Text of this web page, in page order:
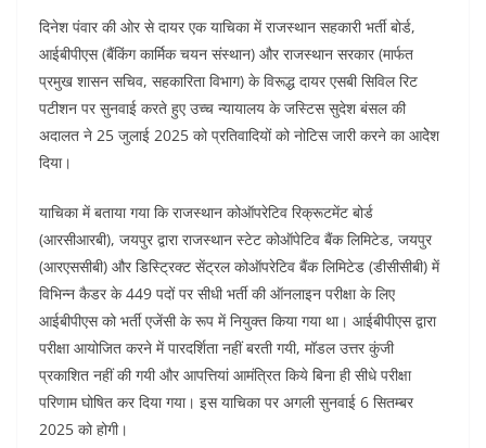
दिनेश पंवार की ओर से दायर एक याचिका में राजस्थान सहकारी भर्ती बोर्ड,
आईबीपीएस (बैंकिंग कार्मिक चयन संस्थान) और राजस्थान सरकार (मार्फत
प्रमुख शासन सचिव, सहकारिता विभाग) के विरूद्ध दायर एसबी सिविल रिट
पटीशन पर सुनवाई करते हुए उच्च न्यायालय के जस्टिस सुदेश बंसल की
अदालत ने 25 जुलाई 2025 को प्रतिवादियों को नोटिस जारी करने का आदेेश
दिया।
याचिका में बताया गया कि राजस्थान कोऑपरेटिव रिक्रूटमेंट बोर्ड
(आरसीआरबी), जयपुर द्वारा राजस्थान स्टेट कोऑपेटिव बैंक लिमिटेड, जयपुर
(आरएससीबी) और डिस्ट्रिक्ट सेंट्रल कोऑपरेटिव बैंक लिमिटेड (डीसीसीबी) में
विभिन्न कैडर के 449 पदों पर सीधी भर्ती की ऑनलाइन परीक्षा के लिए
आईबीपीएस को भर्ती एजेंसी के रूप में नियुक्त किया गया था। आईबीपीएस द्वारा
परीक्षा आयोजित करने में पारदर्शिता नहीं बरती गयी, मॉडल उत्तर कुंजी
प्रकाशित नहीं की गयी और आपत्तियां आमंत्रित किये बिना ही सीधे परीक्षा
परिणाम घोषित कर दिया गया। इस याचिका पर अगली सुनवाई 6 सितम्बर
2025 को होगी।